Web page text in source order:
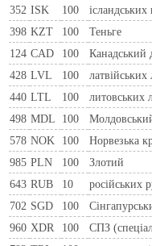
352 ISK 100 ісландських
398 KZT 100 Теньге
124 CAD 100 Канадський
428 LVL 100 латвійських
440 LTL 100 литовських
498 MDL 100
578 NOK 100 Норвезька
985 PLN 100 Злотий
643 RUB 10 російських
702 SGD 100
960 XDR 100 СПЗ